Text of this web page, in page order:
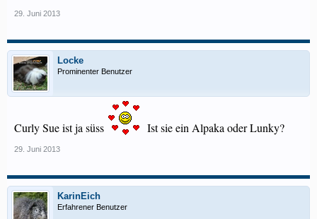
29. Juni 2013
Locke
Prominenter Benutzer
Curly Sue ist ja süss Ist sie ein Alpaka oder Lunky?
29. Juni 2013
KarinEich
Erfahrener Benutzer